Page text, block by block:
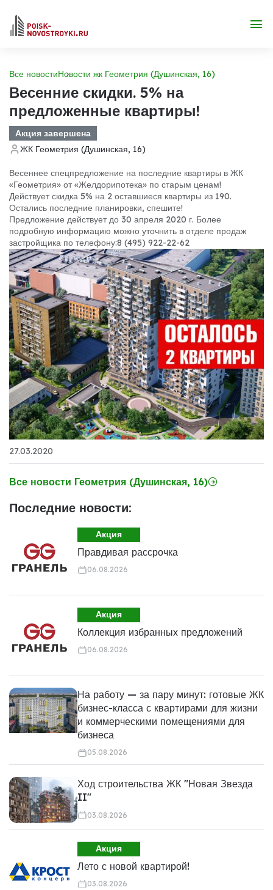
Все новостиНовости жк Геометрия (Душинская, 16)
Весенние скидки. 5% на
предложенные квартиры!
Акция завершена
ЖК Геометрия (Душинская, 16)
Весеннее спецпредложение на последние квартиры в ЖК
«Геометрия» от «Желдорипотека» по старым ценам!
Действует скидка 5% на 2 оставшиеся квартиры из 190.
Остались последние планировки, спешите!
Предложение действует до 30 апреля 2020 г. Более
подробную информацию можно уточнить в отделе продаж
застройщика по телефону:8 (495) 922-22-62
27.03.2020
Все новости Геометрия (Душинская, 16)
Последние новости:
Акция
Правдивая рассрочка
06.08.2026
Акция
Коллекция избранных предложений
06.08.2026
На работу — за пару минут: готовые ЖК
бизнес-класса с квартирами для жизни
и коммерческими помещениями для
бизнеса
05.08.2026
Ход строительства ЖК "Новая Звезда
II"
03.08.2026
Акция
Лето с новой квартирой!
03.08.2026